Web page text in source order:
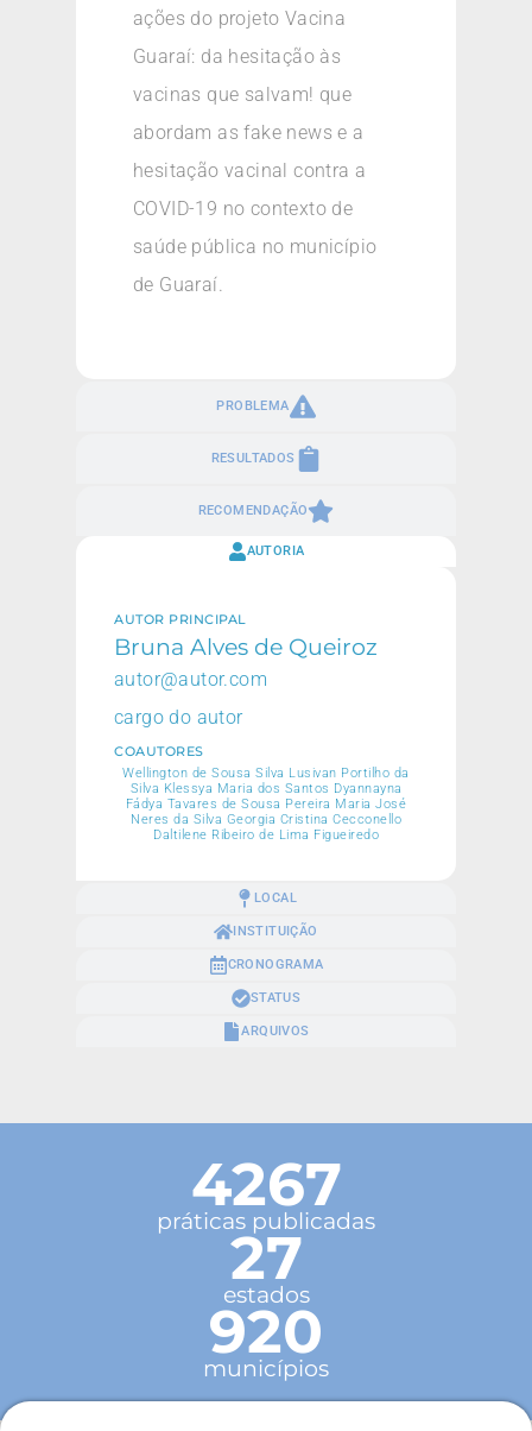
PROBLEMA
RESULTADOS
RECOMENDAÇÃO
ações do projeto Vacina
Guaraí: da hesitação às
vacinas que salvam! que
abordam as fake news e a
hesitação vacinal contra a
COVID-19 no contexto de
saúde pública no município
de Guaraí.
AUTORIA
LOCAL
INSTITUIÇÃO
CRONOGRAMA
STATUS
ARQUIVOS
AUTOR PRINCIPAL
Bruna Alves de Queiroz
autor@autor.com
cargo do autor
COAUTORES
Wellington de Sousa Silva Lusivan Portilho da
Silva Klessya Maria dos Santos Dyannayna
Fádya Tavares de Sousa Pereira Maria José
Neres da Silva Georgia Cristina Cecconello
Daltilene Ribeiro de Lima Figueiredo
4267
práticas publicadas
27
estados
920
municípios